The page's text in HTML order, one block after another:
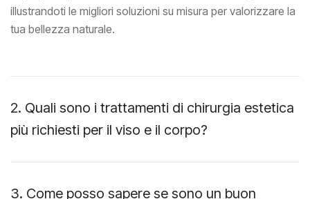
illustrandoti le migliori soluzioni su misura per valorizzare la
tua bellezza naturale.
2. Quali sono i trattamenti di chirurgia estetica
più richiesti per il viso e il corpo?
3. Come posso sapere se sono un buon